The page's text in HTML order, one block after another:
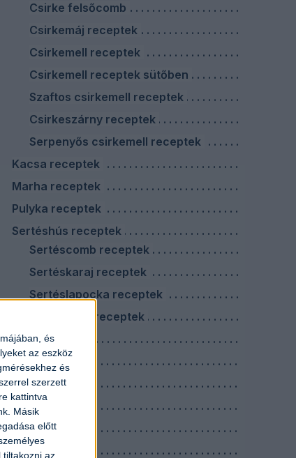
és
az eszköz
és
szerzett
kattintva
Másik
előtt
tiltakozni az
Csirke felsőcomb
Csirkemáj receptek
Csirkemell receptek
Csirkemell receptek sütőben
Szaftos csirkemell receptek
Csirkeszárny receptek
Serpenyős csirkemell receptek
Kacsa receptek
Marha receptek
Pulyka receptek
Sertéshús receptek
Sertéscomb receptek
Sertéskaraj receptek
Sertéslapocka receptek
Sertéstarja receptek
Virslis ételek
receptek